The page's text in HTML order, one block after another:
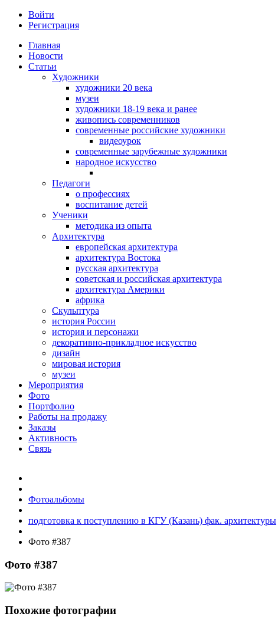
Войти
Регистрация
Главная
Новости
Статьи
Художники
художники 20 века
музеи
художники 18-19 века и ранее
живопись современников
современные российские художники
видеоурок
современные зарубежные художники
народное искусство
Педагоги
о профессиях
воспитание детей
Ученики
методика из опыта
Архитектура
европейская архитектура
архитектура Востока
русская архитектура
советская и российская архитектура
архитектура Америки
африка
Скульптура
история России
история и персонажи
декоративно-прикладное искусство
дизайн
мировая история
музеи
Мероприятия
Фото
Портфолио
Работы на продажу
Заказы
Активность
Связь
Фотоальбомы
подготовка к поступлению в КГУ (Казань) фак. архитектуры
Фото #387
Фото #387
Похожие фотографии